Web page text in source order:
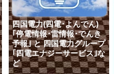
「関西圏」にお住まいの方で
も、四国電力が提供する電気
料金プランが自世帯のライフ
サイクルとマッチする場合に
は、電気代を節約できる可能
性があります。 四国電力(四
電)の首都圏･東京エリア向け
と関西エリア向け 電気料金プ
四国電力(四電･よんでん)
｢停電情報･雷情報･でんき
予報｣ と 四国電力グループ
｢四電エナジーサービス｣な
ど